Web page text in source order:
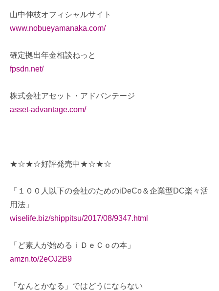
山中伸枝オフィシャルサイト
www.nobueyamanaka.com/
確定拠出年金相談ねっと
fpsdn.net/
株式会社アセット・アドバンテージ
asset-advantage.com/
★☆★☆好評発売中★☆★☆
「１００人以下の会社のためのiDeCo＆企業型DC楽々活
用法」
wiselife.biz/shippitsu/2017/08/9347.html
「ど素人が始めるｉＤｅＣｏの本」
amzn.to/2eOJ2B9
「なんとかなる」ではどうにならない